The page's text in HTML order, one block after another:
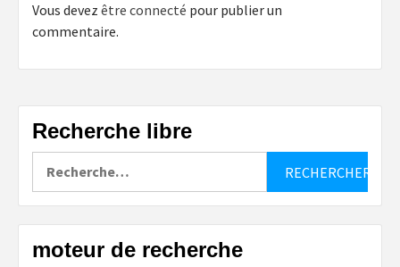
Vous devez être connecté pour publier un
commentaire.
Recherche libre
moteur de recherche